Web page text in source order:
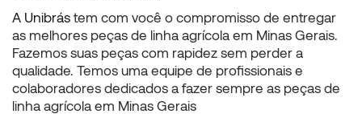
A Unibrás tem com você o compromisso de entregar
as melhores peças de linha agrícola em Minas Gerais.
Fazemos suas peças com rapidez sem perder a
qualidade. Temos uma equipe de profissionais e
colaboradores dedicados a fazer sempre as peças de
linha agrícola em Minas Gerais